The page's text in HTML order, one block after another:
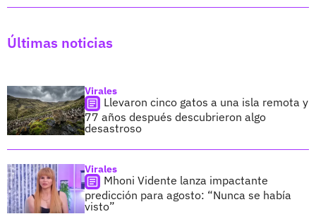
Últimas noticias
Virales
Llevaron cinco gatos a una isla remota y
77 años después descubrieron algo
desastroso
Virales
Mhoni Vidente lanza impactante
predicción para agosto: “Nunca se había
visto”